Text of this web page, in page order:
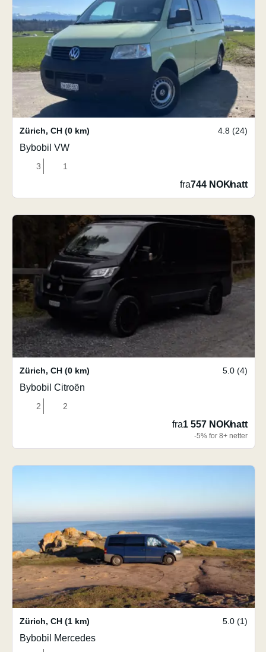
Zürich, CH (0 km) 4.8 (24)
Bybobil VW
3 1
fra744 NOK/natt
Zürich, CH (0 km) 5.0 (4)
Bybobil Citroën
2 2
fra1 557 NOK/natt
-5% for 8+ netter
Zürich, CH (1 km) 5.0 (1)
Bybobil Mercedes